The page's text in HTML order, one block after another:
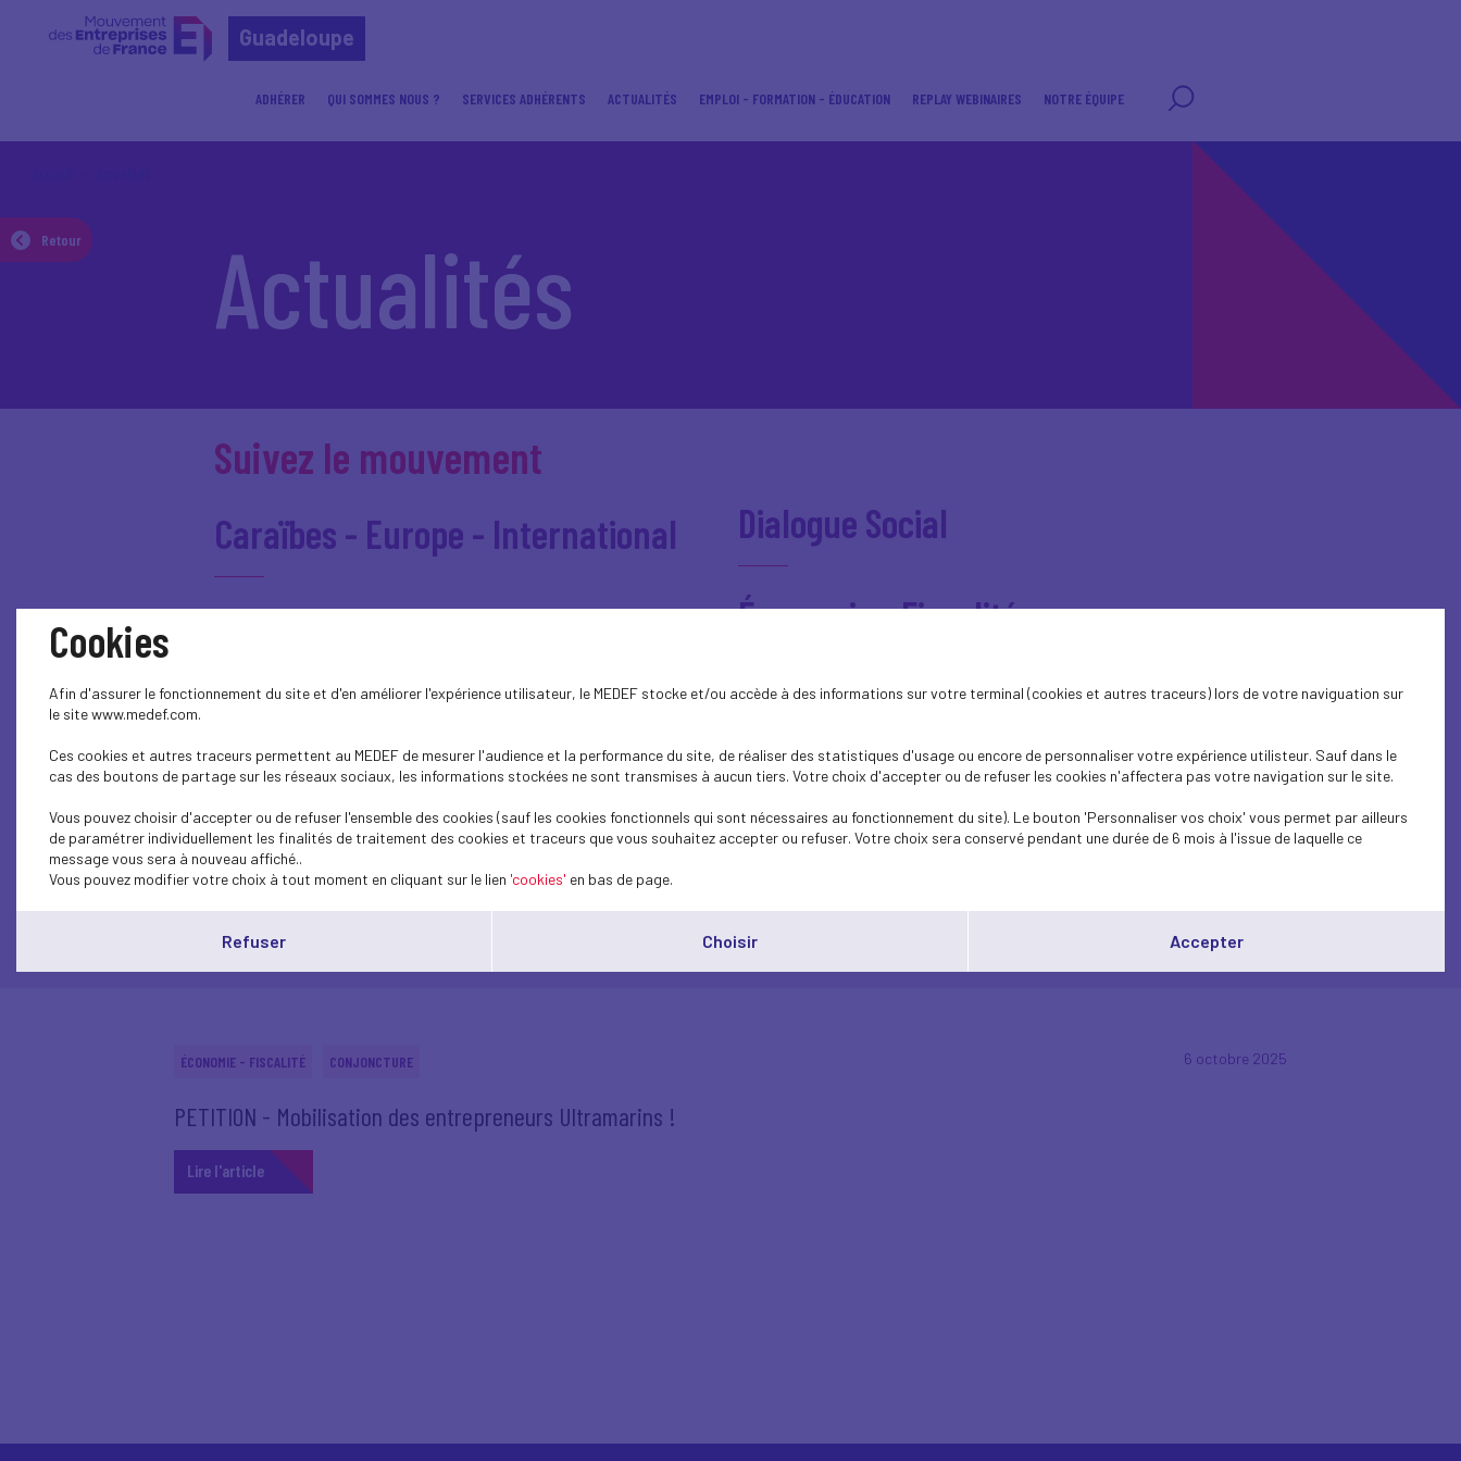
Guadeloupe
ADHÉRER QUI SOMMES NOUS ? SERVICES ADHÉRENTS ACTUALITÉS EMPLOI - FORMATION - ÉDUCATION REPLAY WEBINAIRES NOTRE ÉQUIPE
Retour Actualités
Suivez le mouvement
Caraïbes - Europe - International
Déjeuner de l'entrepreneur
Développement Durable
Dialogue Social
Économie - Fiscalité
Emploi - Compétences
Événement
6 octobre 2025
ÉCONOMIE - FISCALITÉ CONJONCTURE
PETITION - Mobilisation des entrepreneurs Ultramarins !
Lire l'article
Cookies
Afin d'assurer le fonctionnement du site et d'en améliorer l'expérience utilisateur, le MEDEF stocke et/ou accède à des informations sur votre terminal (cookies et autres traceurs) lors de votre naviguation sur
le site www.medef.com.
Ces cookies et autres traceurs permettent au MEDEF de mesurer l'audience et la performance du site, de réaliser des statistiques d'usage ou encore de personnaliser votre expérience utilisteur. Sauf dans le
cas des boutons de partage sur les réseaux sociaux, les informations stockées ne sont transmises à aucun tiers. Votre choix d'accepter ou de refuser les cookies n'affectera pas votre navigation sur le site.
Vous pouvez choisir d'accepter ou de refuser l'ensemble des cookies (sauf les cookies fonctionnels qui sont nécessaires au fonctionnement du site). Le bouton 'Personnaliser vos choix' vous permet par ailleurs
de paramétrer individuellement les finalités de traitement des cookies et traceurs que vous souhaitez accepter ou refuser. Votre choix sera conservé pendant une durée de 6 mois à l'issue de laquelle ce
message vous sera à nouveau affiché..
Vous pouvez modifier votre choix à tout moment en cliquant sur le lien 'cookies' en bas de page.
Refuser Choisir Accepter